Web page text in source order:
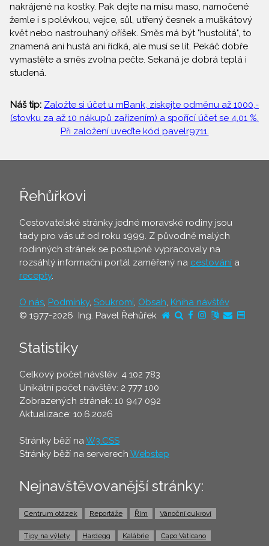
nakrájené na kostky. Pak dejte na mísu maso, namočené
žemle i s polévkou, vejce, sůl, utřený česnek a muškátový
květ nebo nastrouhaný oříšek. Směs má být "hustolitá", to
znamená ani hustá ani řídká, ale musí se lít. Pekáč dobře
vymastěte a směs zvolna pečte. Sekaná je dobrá teplá i
studená.
Náš tip: Založte si účet u mBank, získejte odměnu až 1000,-
(stovku za až 10 nákupů zařízením) a spořící účet se 4,01 %.
Při založení uveďte kód pavelr9711.
Řehůřkovi
Cestovatelské stránky jedné moravské rodiny jsou
tady pro vás už od roku 1999. Z původně malých
rodinných stránek se postupně vypracovaly na
rozsáhlý informační portál zaměřený na cestování a
recepty.
O nás, Podmínky, Soukromí, Obsah, Kniha návštěv
© 1977-2026 Ing. Pavel Řehůřek
Statistiky
Celkový počet návštěv: 4 102 783
Unikátní počet návštěv: 2 777 100
Zobrazených stránek: 10 947 092
Aktualizace: 10.6.2026
Stránky běží naW3.CSS
Stránky běží na serverech Webstep
Nejnavštěvovanější stránky:
Centrum otázek Reportáže Řím Vánoční cukroví
Tipy na výlety Hardegg Kalábrie Capo Vaticano